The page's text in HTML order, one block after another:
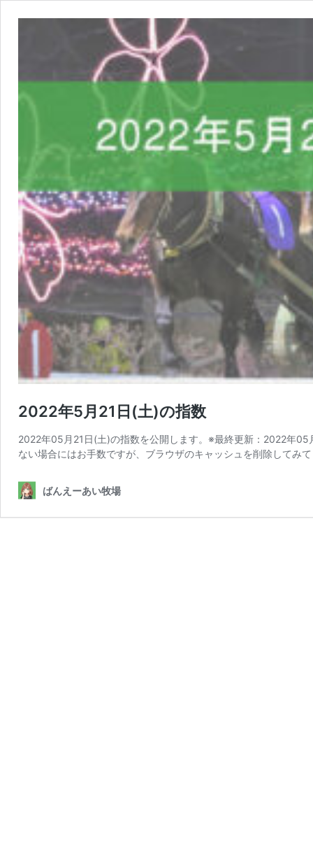
2022年5月21日(土)の指数
2022年05月21日(土)の指数を公開します。※最終更新：2022年
ない場合にはお手数ですが、ブラウザのキャッシュを削除してみ
ばんえーあい牧場